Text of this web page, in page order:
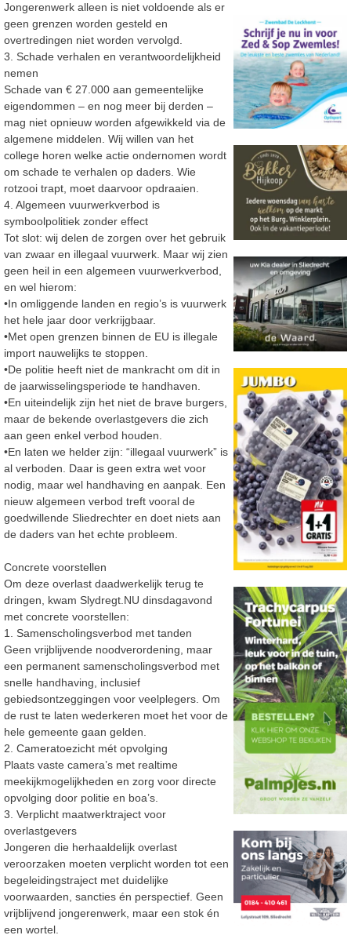
Jongerenwerk alleen is niet voldoende als er
geen grenzen worden gesteld en
overtredingen niet worden vervolgd.
3. Schade verhalen en verantwoordelijkheid
nemen
Schade van € 27.000 aan gemeentelijke
eigendommen – en nog meer bij derden –
mag niet opnieuw worden afgewikkeld via de
algemene middelen. Wij willen van het
college horen welke actie ondernomen wordt
om schade te verhalen op daders. Wie
rotzooi trapt, moet daarvoor opdraaien.
4. Algemeen vuurwerkverbod is
symboolpolitiek zonder effect
Tot slot: wij delen de zorgen over het gebruik
van zwaar en illegaal vuurwerk. Maar wij zien
geen heil in een algemeen vuurwerkverbod,
en wel hierom:
•In omliggende landen en regio’s is vuurwerk
het hele jaar door verkrijgbaar.
•Met open grenzen binnen de EU is illegale
import nauwelijks te stoppen.
•De politie heeft niet de mankracht om dit in
de jaarwisselingsperiode te handhaven.
•En uiteindelijk zijn het niet de brave burgers,
maar de bekende overlastgevers die zich
aan geen enkel verbod houden.
•En laten we helder zijn: “illegaal vuurwerk” is
al verboden. Daar is geen extra wet voor
nodig, maar wel handhaving en aanpak. Een
nieuw algemeen verbod treft vooral de
goedwillende Sliedrechter en doet niets aan
de daders van het echte probleem.
Concrete voorstellen
Om deze overlast daadwerkelijk terug te
dringen, kwam Slydregt.NU dinsdagavond
met concrete voorstellen:
1. Samenscholingsverbod met tanden
Geen vrijblijvende noodverordening, maar
een permanent samenscholingsverbod met
snelle handhaving, inclusief
gebiedsontzeggingen voor veelplegers. Om
de rust te laten wederkeren moet het voor de
hele gemeente gaan gelden.
2. Cameratoezicht mét opvolging
Plaats vaste camera’s met realtime
meekijkmogelijkheden en zorg voor directe
opvolging door politie en boa’s.
3. Verplicht maatwerktraject voor
overlastgevers
Jongeren die herhaaldelijk overlast
veroorzaken moeten verplicht worden tot een
begeleidingstraject met duidelijke
voorwaarden, sancties én perspectief. Geen
vrijblijvend jongerenwerk, maar een stok én
een wortel.